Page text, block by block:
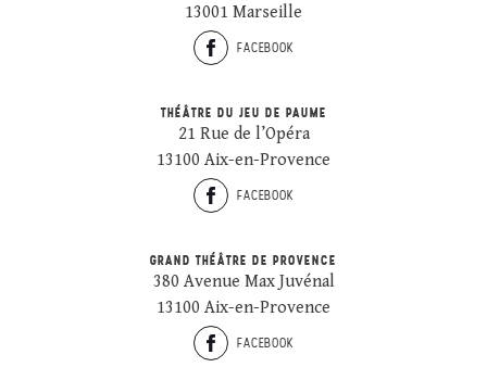
13001 Marseille
FACEBOOK
THÉÂTRE DU JEU DE PAUME
21 Rue de l’Opéra
13100 Aix-en-Provence
FACEBOOK
GRAND THÉÂTRE DE PROVENCE
380 Avenue Max Juvénal
13100 Aix-en-Provence
FACEBOOK